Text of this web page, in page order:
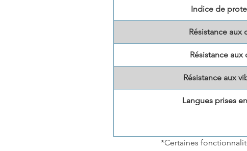
Indice de
Résistance aux
Résistance aux
Résistance aux
Langues prises
*Certaines